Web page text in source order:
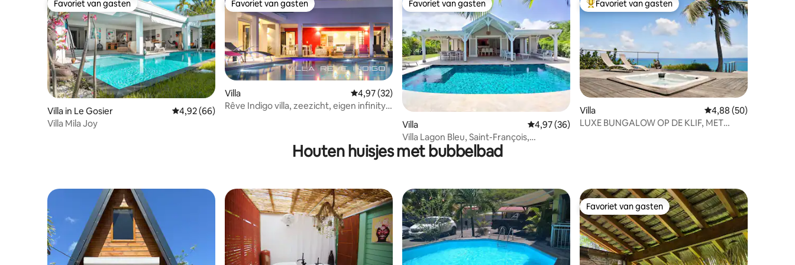
Favoriet van gasten
Favoriet van gasten
Villa in Le Gosier Gemiddelde beoordeling van 4,92 uit 5, 66 recensies
4,92 (66)
Villa Mila Joy
Favoriet van gasten
Favoriet van gasten
Villa Gemiddelde beoordeling van 4,97 uit 5, 32 recensies
4,97 (32)
Rêve Indigo villa, zeezicht, eigen infinity
Favoriet van gasten
Favoriet van gasten
Villa Gemiddelde beoordeling van 4,97 uit 5, 36 recensies
4,97 (36)
Villa Lagon Bleu, Saint-François,
zwembad en jacuzzi
Topfavoriet van gasten
Favoriet van gasten
Villa Gemiddelde
4,88 (50)
LUXE BUNGALOW OP DE KLIF, MET
Houten huisjes met bubbelbad
Favoriet van gasten
Favoriet van gasten